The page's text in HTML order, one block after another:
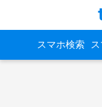
スマホ検索